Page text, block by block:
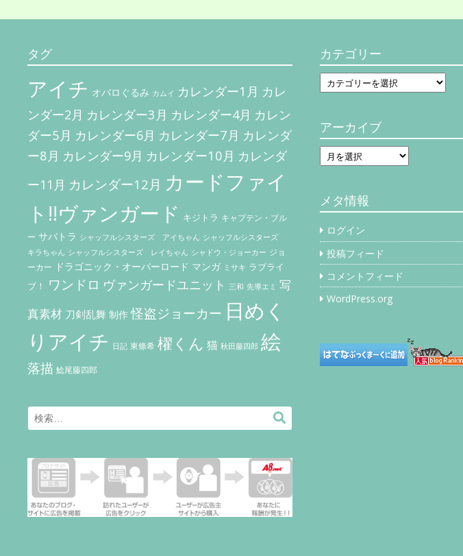
ョ
ン
タグ
アイチ オバロぐるみ カムイ カレンダー1月 カレ
ンダー2月 カレンダー3月 カレンダー4月 カレン
ダー5月 カレンダー6月 カレンダー7月 カレンダ
ー8月 カレンダー9月 カレンダー10月 カレンダ
ー11月 カレンダー12月 カードファイ
ト!!ヴァンガード キジトラ キャプテン・ブル
ー サバトラ シャッフルシスターズ アイちゃん シャッフルシスターズ
キラちゃん シャッフルシスターズ レイちゃん シャドウ・ジョーカー ジョ
ーカー ドラゴニック・オーバーロード マンガ ミサキ ラブライ
ブ！
ワンドロ ヴァンガードユニット 三和 先導エミ 写
真素材 刀剣乱舞 制作 怪盗ジョーカー 日めく
りアイチ 日記 東條希 櫂くん 猫 秋田藤四郎 絵
落描 鯰尾藤四郎
Search
for:
索…
カテゴリー
カ
テ
リ
ー
アーカイブ
ー
イ
ブ
メタ情報
ログイン
投稿フィード
コメントフィード
WordPress.org